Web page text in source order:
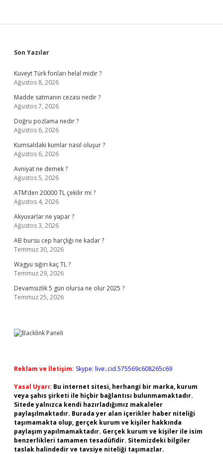
Sidebar
Son Yazılar
Kuveyt Türk fonları helal midir ?
Ağustos 8, 2026
Madde satmanın cezası nedir ?
Ağustos 7, 2026
Doğru pozlama nedir ?
Ağustos 6, 2026
Kumsaldaki kumlar nasıl oluşur ?
Ağustos 6, 2026
Avniyat ne demek ?
Ağustos 5, 2026
ATM’den 20000 TL çekilir mi ?
Ağustos 4, 2026
Akyuvarlar ne yapar ?
Ağustos 3, 2026
AB bursu cep harçlığı ne kadar ?
Temmuz 30, 2026
Wagyu sığırı kaç TL ?
Temmuz 29, 2026
Devamsızlık 5 gün olursa ne olur 2025 ?
Temmuz 25, 2026
Reklam ve İletişim: Skype: live:.cid.575569c608265c69
Yasal Uyarı: Bu internet sitesi, herhangi bir marka, kurum
veya şahıs şirketi ile hiçbir bağlantısı bulunmamaktadır.
Sitede yalnızca kendi hazırladığımız makaleler
paylaşılmaktadır. Burada yer alan içerikler haber niteliği
taşımamakta olup, gerçek kurum ve kişiler hakkında
paylaşım yapılmamaktadır. Gerçek kurum ve kişiler ile isim
benzerlikleri tamamen tesadüfidir. Sitemizdeki bilgiler
taslak halindedir ve tavsiye niteliği taşımazlar.